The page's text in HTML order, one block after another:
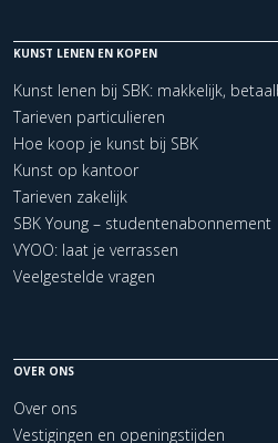
KUNST LENEN EN KOPEN
Kunst lenen bij SBK: makkelijk,
Tarieven particulieren
Hoe koop je kunst bij SBK
Kunst op kantoor
Tarieven zakelijk
SBK Young – studentenabonnement
VYOO: laat je verrassen
Veelgestelde vragen
OVER ONS
Over ons
Vestigingen en openingstijden